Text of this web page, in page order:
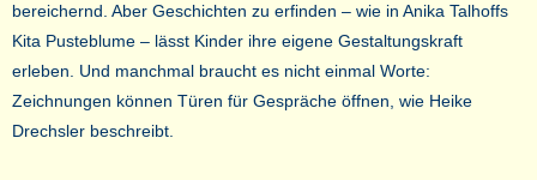
bereichernd. Aber Geschichten zu erfinden – wie in Anika Talhoffs
Kita Pusteblume – lässt Kinder ihre eigene Gestaltungskraft
erleben. Und manchmal braucht es nicht einmal Worte:
Zeichnungen können Türen für Gespräche öffnen, wie Heike
Drechsler beschreibt.